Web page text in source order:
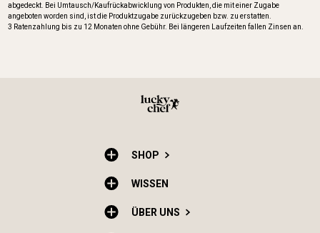
abgedeckt. Bei Umtausch/Kaufrückabwicklung von Produkten, die mit einer Zugabe
angeboten worden sind, ist die Produktzugabe zurückzugeben bzw. zu erstatten.
3 Ratenzahlung bis zu 12 Monaten ohne Gebühr. Bei längeren Laufzeiten fallen Zinsen an.
SHOP
WISSEN
ÜBER UNS